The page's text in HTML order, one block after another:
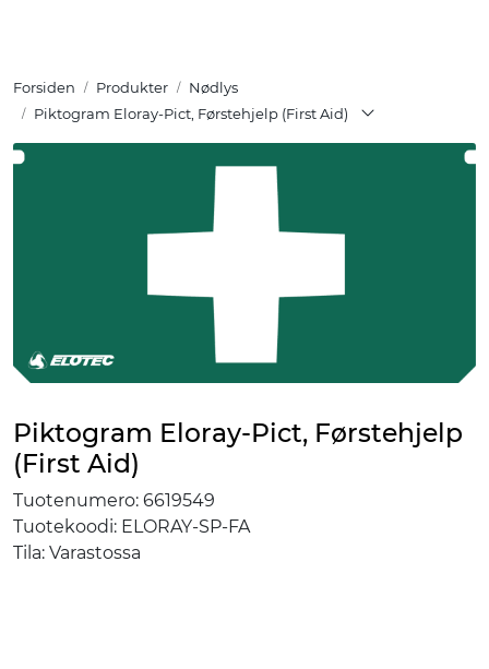
Forsiden Produkter
Nødlys
Piktogram Eloray-Pict, Førstehjelp (First Aid)
Piktogram Eloray-Pict, Førstehjelp
(First Aid)
Tuotenumero: 6619549
Tuotekoodi: ELORAY-SP-FA
Tila: Varastossa
Tuotteet
Ratkaisut